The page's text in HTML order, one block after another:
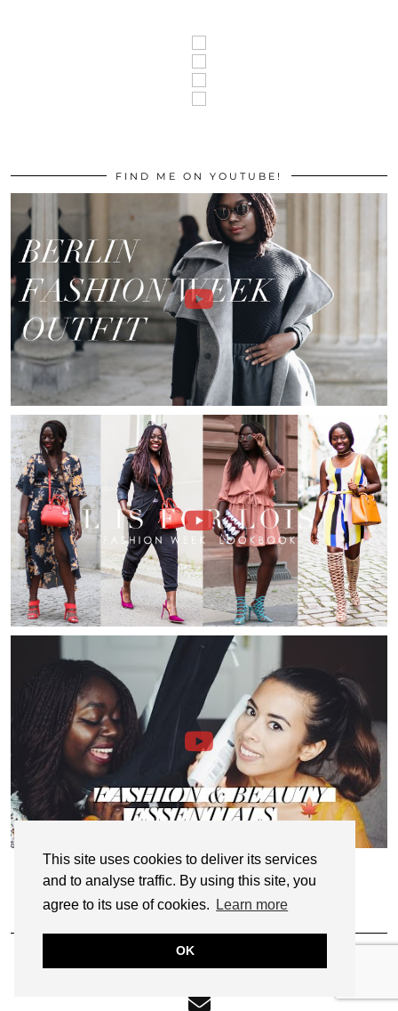
This site uses cookies to deliver its services
and to analyse traffic. By using this site, you
agree to its use of cookies.
Learn more
OK
FIND ME ON YOUTUBE!
FINDE ME ELSEWHERE